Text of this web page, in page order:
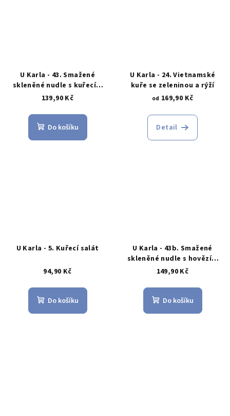
U Karla - 43. Smažené
skleněné nudle s kuřecím
masem
139,90 Kč
Do košíku
U Karla - 24. Vietnamské
kuře se zeleninou a rýží
od 169,90 Kč
Detail
U Karla - 5. Kuřecí salát
94,90 Kč
Do košíku
U Karla - 43b. Smažené
skleněné nudle s hovězím
masem
149,90 Kč
Do košíku